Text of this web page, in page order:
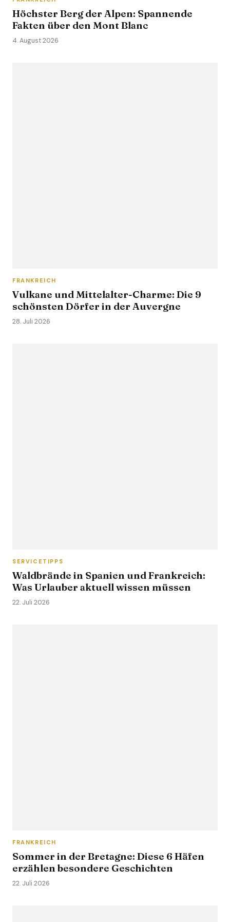
Höchster Berg der Alpen: Spannende
Fakten über den Mont Blanc
4. August 2026
FRANKREICH
Vulkane und Mittelalter-Charme: Die 9
schönsten Dörfer in der Auvergne
28. Juli 2026
SERVICETIPPS
Waldbrände in Spanien und Frankreich:
Was Urlauber aktuell wissen müssen
22. Juli 2026
FRANKREICH
Sommer in der Bretagne: Diese 6 Häfen
erzählen besondere Geschichten
22. Juli 2026